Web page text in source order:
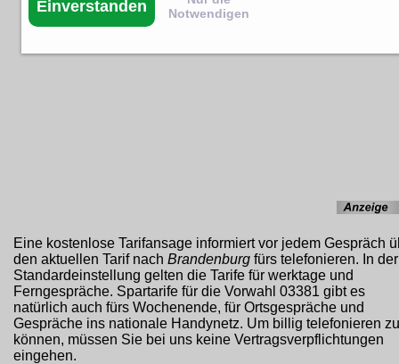
Eine kostenlose Tarifansage informiert vor jedem Gespräch
den aktuellen Tarif nach Brandenburg fürs telefonieren. In der
Standardeinstellung gelten die Tarife für werktage und
Ferngespräche. Spartarife für die Vorwahl 03381 gibt es
natürlich auch fürs Wochenende, für Ortsgespräche und
Gespräche ins nationale Handynetz. Um billig telefonieren zu
können, müssen Sie bei uns keine Vertragsverpflichtungen
eingehen.
Einverstanden
Notwendigen